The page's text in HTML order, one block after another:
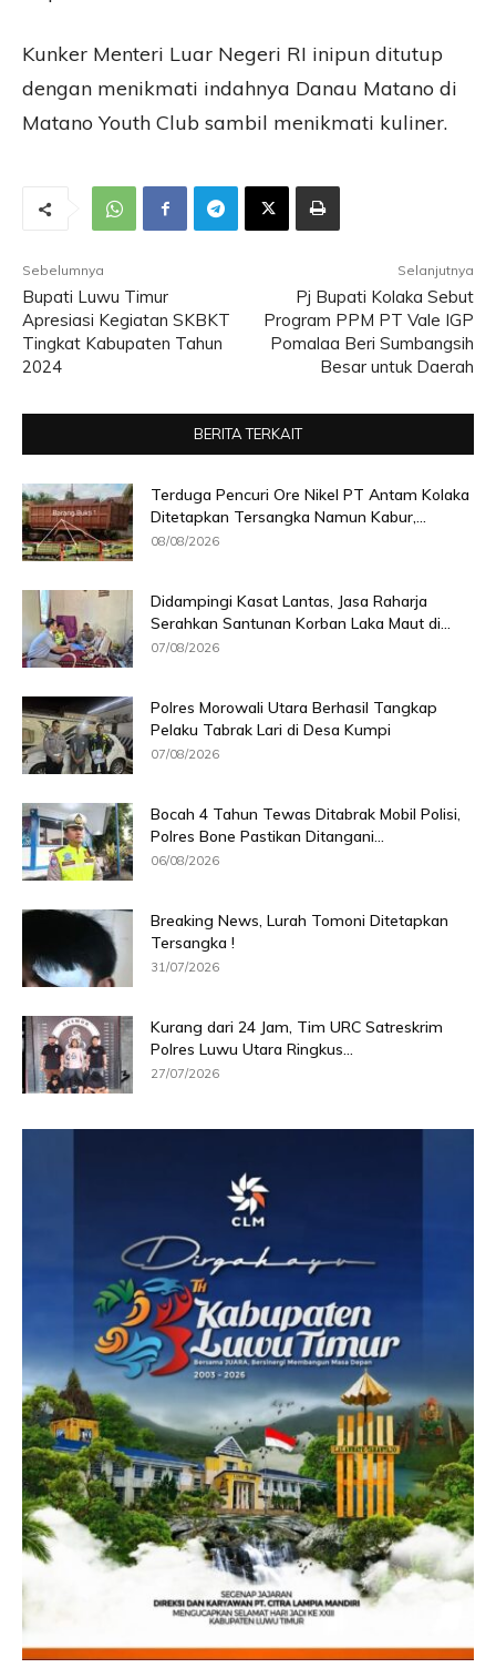
Kunker Menteri Luar Negeri RI inipun ditutup
dengan menikmati indahnya Danau Matano di
Matano Youth Club sambil menikmati kuliner.
Sebelumnya
Bupati Luwu Timur
Apresiasi Kegiatan SKBKT
Tingkat Kabupaten Tahun
2024
Selanjutnya
Pj Bupati Kolaka Sebut
Program PPM PT Vale IGP
Pomalaa Beri Sumbangsih
Besar untuk Daerah
BERITA TERKAIT
Terduga Pencuri Ore Nikel PT Antam Kolaka
Ditetapkan Tersangka Namun Kabur,...
08/08/2026
Didampingi Kasat Lantas, Jasa Raharja
Serahkan Santunan Korban Laka Maut di...
07/08/2026
Polres Morowali Utara Berhasil Tangkap
Pelaku Tabrak Lari di Desa Kumpi
07/08/2026
Bocah 4 Tahun Tewas Ditabrak Mobil Polisi,
Polres Bone Pastikan Ditangani...
06/08/2026
Breaking News, Lurah Tomoni Ditetapkan
Tersangka !
31/07/2026
Kurang dari 24 Jam, Tim URC Satreskrim
Polres Luwu Utara Ringkus...
27/07/2026